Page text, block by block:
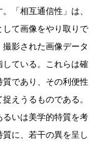
「相互通信性」は、
て画像をやり取りで
影された画像データ
ている。これらは確
であり、その利便性
えうるものである。
いは美学的特質を考
に、若干の異を呈し